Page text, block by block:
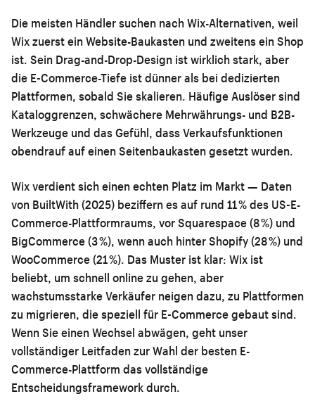
Die meisten Händler suchen nach Wix-Alternativen, weil
Wix zuerst ein Website-Baukasten und zweitens ein Shop
ist. Sein Drag-and-Drop-Design ist wirklich stark, aber
die E-Commerce-Tiefe ist dünner als bei dedizierten
Plattformen, sobald Sie skalieren. Häufige Auslöser sind
Kataloggrenzen, schwächere Mehrwährungs- und B2B-
Werkzeuge und das Gefühl, dass Verkaufsfunktionen
obendrauf auf einen Seitenbaukasten gesetzt wurden.
Wix verdient sich einen echten Platz im Markt — Daten
von BuiltWith (2025) beziffern es auf rund 11 % des US-E-
Commerce-Plattformraums, vor Squarespace (8 %) und
BigCommerce (3 %), wenn auch hinter Shopify (28 %) und
WooCommerce (21 %). Das Muster ist klar: Wix ist
beliebt, um schnell online zu gehen, aber
wachstumsstarke Verkäufer neigen dazu, zu Plattformen
zu migrieren, die speziell für E-Commerce gebaut sind.
Wenn Sie einen Wechsel abwägen, geht unser
vollständiger Leitfaden zur Wahl der besten E-
Commerce-Plattform das vollständige
Entscheidungsframework durch.